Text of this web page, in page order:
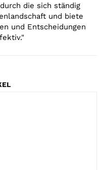
die sich ständig
und biete
und Entscheidungen